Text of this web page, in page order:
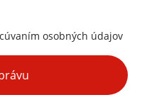
osobných údajov